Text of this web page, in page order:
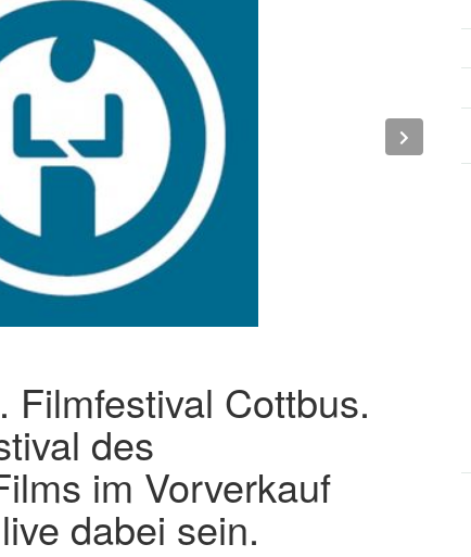
Filmfestival Cottbus.
des
im Vorverkauf
dabei sein.